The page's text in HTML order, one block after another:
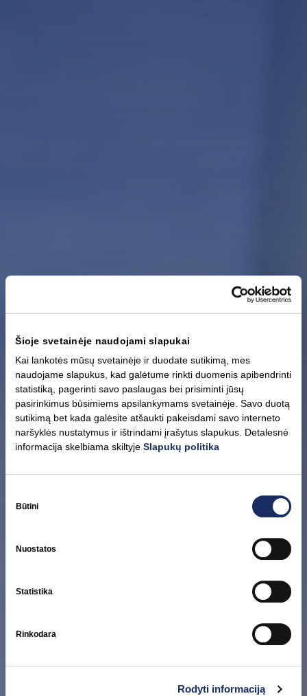
Šioje svetainėje naudojami slapukai
Kai lankotės mūsų svetainėje ir duodate sutikimą, mes
naudojame slapukus, kad galėtume rinkti duomenis apibendrinti
statistiką, pagerinti savo paslaugas bei prisiminti jūsų
pasirinkimus būsimiems apsilankymams svetainėje. Savo duotą
sutikimą bet kada galėsite atšaukti pakeisdami savo interneto
naršyklės nustatymus ir ištrindami įrašytus slapukus. Detalesnė
informacija skelbiama skiltyjeSlapukų politika
pasirinkimas
Būtini
Nuostatos
Statistika
Rinkodara
Rodyti informaciją
Tvarumo valdymo
struktūra
Tvarumas yra grupės strategijos ir strateginio plano pagrindas.
pasaulis taptų išmanus energijos požiūriu, reikalauja stiprinti
atskleidžiami viešai. ASV rodiklių duomenis ir svarbiausius
o išsami ASV informacija skelbiama metinėse ataskaitose.